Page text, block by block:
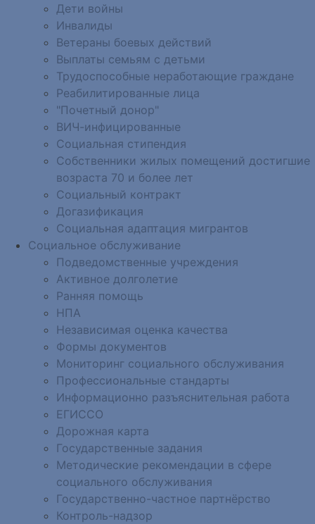
Дети войны
Инвалиды
Ветераны боевых действий
Выплаты семьям с детьми
Трудоспособные неработающие граждане
Реабилитированные лица
"Почетный донор"
ВИЧ-инфицированные
Социальная стипендия
Собственники жилых помещений достигшие
возраста 70 и более лет
Социальный контракт
Догазификация
Социальная адаптация мигрантов
Социальное обслуживание
Подведомственные учреждения
Активное долголетие
Ранняя помощь
НПА
Независимая оценка качества
Формы документов
Мониторинг социального обслуживания
Профессиональные стандарты
Информационно разъяснительная работа
ЕГИССО
Дорожная карта
Государственные задания
Методические рекомендации в сфере
социального обслуживания
Государственно-частное партнёрство
Контроль-надзор